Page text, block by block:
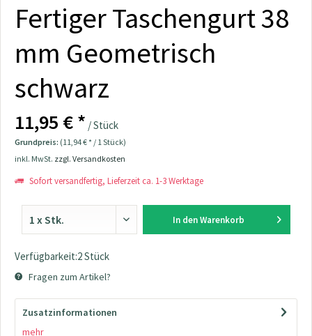
Fertiger Taschengurt 38
mm Geometrisch
schwarz
11,95 € * / Stück
Grundpreis: (11,94 € * / 1 Stück)
inkl. MwSt. zzgl. Versandkosten
Sofort versandfertig, Lieferzeit ca. 1-3 Werktage
In den Warenkorb
Verfügbarkeit:2 Stück
Fragen zum Artikel?
Zusatzinformationen
mehr